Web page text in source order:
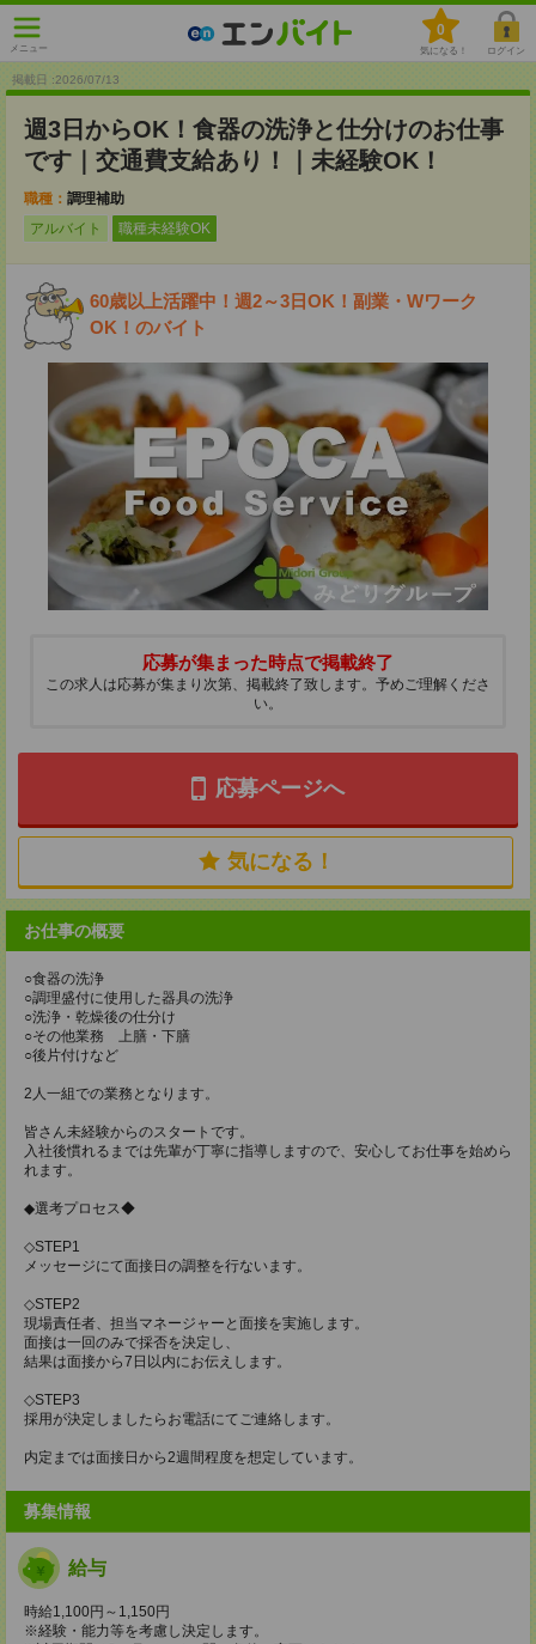
メニュー
0
気になる！ ログイン
掲載日 :2026/07/13
週3日からOK！食器の洗浄と仕分けのお仕事
です｜交通費支給あり！｜未経験OK！
職種： 調理補助
アルバイト
職種未経験OK
60歳以上活躍中！週2～3日OK！副業・Wワーク
OK！のバイト
応募が集まった時点で掲載終了
この求人は応募が集まり次第、掲載終了致します。予めご理解くださ
い。
応募ページへ
気になる！
お仕事の概要
○食器の洗浄
○調理盛付に使用した器具の洗浄
○洗浄・乾燥後の仕分け
○その他業務 上膳・下膳
○後片付けなど
2人一組での業務となります。
皆さん未経験からのスタートです。
入社後慣れるまでは先輩が丁寧に指導しますので、安心してお仕事を始めら
れます。
◆選考プロセス◆
◇STEP1
メッセージにて面接日の調整を行ないます。
◇STEP2
現場責任者、担当マネージャーと面接を実施します。
面接は一回のみで採否を決定し、
結果は面接から7日以内にお伝えします。
◇STEP3
採用が決定しましたらお電話にてご連絡します。
内定までは面接日から2週間程度を想定しています。
募集情報
給与
時給1,100円～1,150円
※経験・能力等を考慮し決定します。